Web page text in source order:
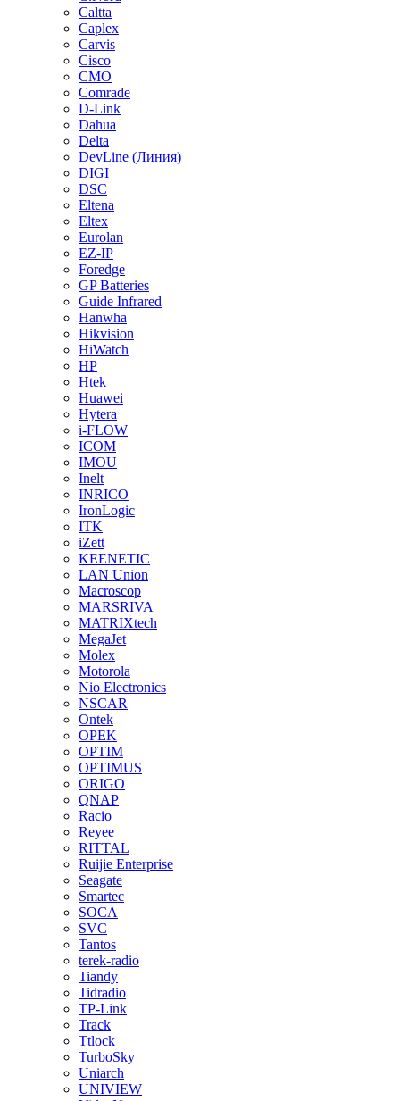
Caltta
Caplex
Carvis
Cisco
CMO
Comrade
D-Link
Dahua
Delta
DevLine (Линия)
DIGI
DSC
Eltena
Eltex
Eurolan
EZ-IP
Foredge
GP Batteries
Guide Infrared
Hanwha
Hikvision
HiWatch
HP
Htek
Huawei
Hytera
i-FLOW
ICOM
IMOU
Inelt
INRICO
IronLogic
ITK
iZett
KEENETIC
LAN Union
Macroscop
MARSRIVA
MATRIXtech
MegaJet
Molex
Motorola
Nio Electronics
NSCAR
Ontek
OPEK
OPTIM
OPTIMUS
ORIGO
QNAP
Racio
Reyee
RITTAL
Ruijie Enterprise
Seagate
Smartec
SOCA
SVC
Tantos
terek-radio
Tiandy
Tidradio
TP-Link
Track
Ttlock
TurboSky
Uniarch
UNIVIEW